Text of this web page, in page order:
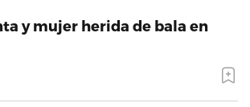
y mujer herida de bala en